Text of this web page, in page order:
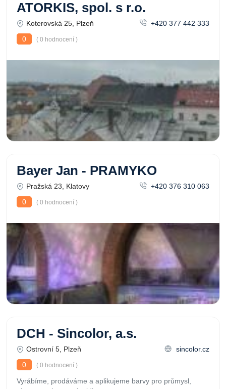
ATORKIS, spol. s r.o.
Koterovská 25, Plzeň
+420 377 442 333
0
( 0 hodnocení )
Bayer Jan - PRAMYKO
Pražská 23, Klatovy
+420 376 310 063
0
( 0 hodnocení )
DCH - Sincolor, a.s.
Ostrovní 5, Plzeň
sincolor.cz
0
( 0 hodnocení )
Vyrábíme, prodáváme a aplikujeme barvy pro průmysl,